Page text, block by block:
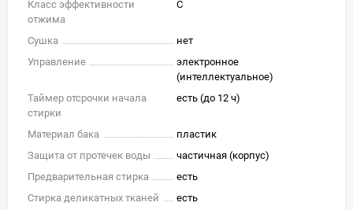
Класс эффективности
отжима
C
Сушка
нет
Управление
электронное
(интеллектуальное)
Таймер отсрочки начала
стирки
есть (до 12 ч)
Материал бака
пластик
Защита от протечек воды
частичная (корпус)
Предварительная стирка
есть
Стирка деликатных тканей
есть